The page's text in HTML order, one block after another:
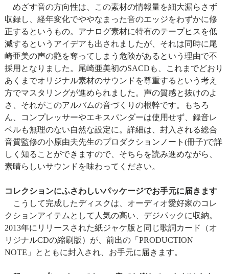
めざす音の方向性は、この素材の情報量を細大漏らさず
収録し、経年変化でややなまった音のエッジをわずかに修
正するというもの。アナログ素材に特有のテープヒスを低
減するというアイデアも出されましたが、それは同時に尾
崎亜美の声の艶を奪ってしまう危険があるという理由で不
採用となりました。尾崎亜美初のSACDも、これまでどおり
あくまでオリジナル素材のサウンドを尊重するという考え
方でマスタリングが進められました。声の質感と抜けのよ
さ、それがこのアルバムの音づくりの根幹です。もちろ
ん、コンプレッサーやエキスパンダーは使用せず、録音レ
ベルも無理のない自然な設定に。詳細は、封入される総合
音質監修の小原由夫先生のプロダクションノート(冊子)で詳
しく知ることができますので、そちらを読み進めながら、
素晴らしいサウンドを味わってください。
コレクションにふさわしいパッケージでお手元に届きます
こうして完成したディスクは、オーディオ愛好家のコレ
クションアイテムとして人気の高い、デジパックに収納。
2013年にリリースされた紙ジャケ版と同じ歌詞カード（オ
リジナルCDの縮刷版）が、前出の「PRODUCTION
NOTE」とともに封入され、お手元に届きます。